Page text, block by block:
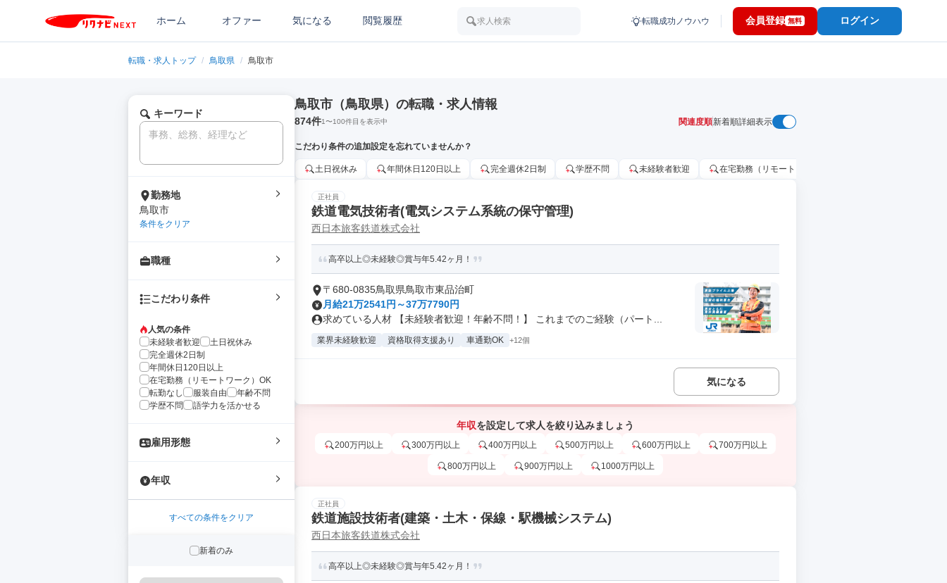
ホーム オファー 気になる 閲覧履歴 求人検索 転職成功ノウハウ 会員登録 無料 ログイン
転職・求人トップ / 鳥取県 / 鳥取市
キーワード
勤務地
鳥取市
条件をクリア
職種
こだわり条件
人気の条件
未経験者歓迎
土日祝休み
完全週休2日制
年間休日120日以上
在宅勤務（リモートワーク）OK
転勤なし
服装自由
年齢不問
学歴不問
語学力を活かせる
雇用形態
年収
すべての条件をクリア
新着のみ
鳥取市（鳥取県）の転職・求人情報
874件1〜100件目を表示中 関連度順新着順詳細表示
こだわり条件の追加設定を忘れていませんか？
土日祝休み 年間休日120日以上 完全週休2日制 学歴不問 未経験者歓迎 在宅勤務（リモートワーク）OK
正社員
鉄道電気技術者(電気システム系統の保守管理)
西日本旅客鉄道株式会社
高卒以上◎未経験◎賞与年5.42ヶ月！
〒680-0835鳥取県鳥取市東品治町
月給21万2541円～37万7790円
求めている人材 【未経験者歓迎！年齢不問！】 これまでのご経験（パート...
業界未経験歓迎 資格取得支援あり 車通勤OK +12個
気になる
年収を設定して求人を絞り込みましょう
200万円以上 300万円以上 400万円以上 500万円以上 600万円以上 700万円以上
800万円以上 900万円以上 1000万円以上
正社員
鉄道施設技術者(建築・土木・保線・駅機械システム)
西日本旅客鉄道株式会社
高卒以上◎未経験◎賞与年5.42ヶ月！